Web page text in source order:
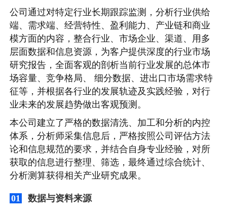
公司通过对特定行业长期跟踪监测，分析行业供给
端、需求端、经营特性、盈利能力、产业链和商业
模方面的内容，整合行业、市场企业、渠道、用多
层面数据和信息资源，为客户提供深度的行业市场
研究报告，全面客观的剖析当前行业发展的总体市
场容量、竞争格局、 细分数据、进出口市场需求特
征等，并根据各行业的发展轨迹及实践经验，对行
业未来的发展趋势做出客观预测。
本公司建立了严格的数据清洗、加工和分析的内控
体系，分析师采集信息后，严格按照公司评估方法
论和信息规范的要求，并结合自身专业经验，对所
获取的信息进行整理、筛选，最终通过综合统计、
分析测算获得相关产业研究成果。
01 数据与资料来源